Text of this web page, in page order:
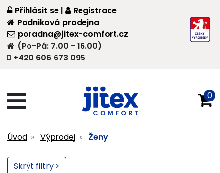
+420 606 673 095
(Po-Pá: 7.00 - 16.00)
poradna@jitex-comfort.cz
Přihlásit se |
Registrace
Podniková prodejna
0
Úvod Výprodej Ženy
Skrýt filtry >